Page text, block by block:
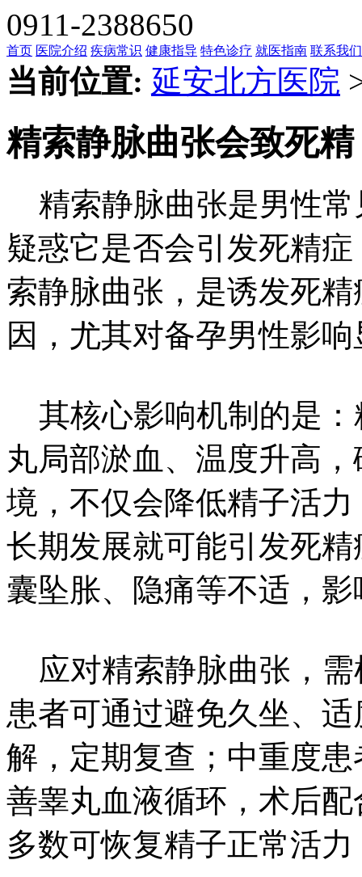
0911-2388650
首页 医院介绍 疾病常识 健康指导 特色诊疗 就医指南 联系我们
当前位置: 延安北方医院
精索静脉曲张会致死精
精索静脉曲张是男性常
疑惑它是否会引发死精
索静脉曲张，是诱发死
因，尤其对备孕男性影
其核心影响机制的是：
丸局部淤血、温度升高
境，不仅会降低精子活
长期发展就可能引发死
囊坠胀、隐痛等不适，
应对精索静脉曲张，需
患者可通过避免久坐、
解，定期复查；中重度
善睾丸血液循环，术后
多数可恢复精子正常活